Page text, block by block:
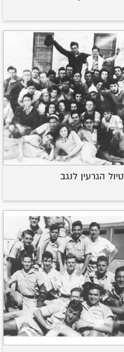
טיול הגרעין לנגב